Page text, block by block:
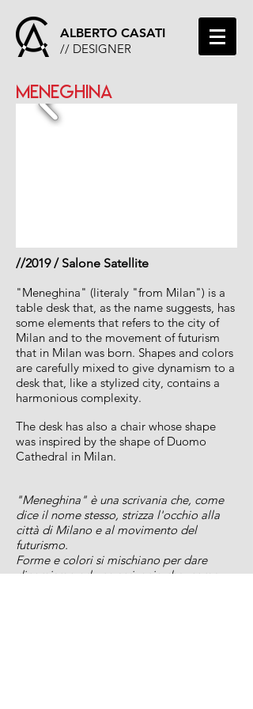
ALBERTO CASATI
// DESIGNER
MENEGHINA
//2019 / Salone Satellite
"Meneghina" (literaly "from Milan") is a
table desk that, as the name suggests, has
some elements that refers to the city of
Milan and to the movement of futurism
that in Milan was born. Shapes and colors
are carefully mixed to give dynamism to a
desk that, like a stylized city, contains a
harmonious complexity.
The desk has also a chair whose shape
was inspired by the shape of Duomo
Cathedral in Milan.
"Meneghina" è una scrivania che, come
dice il nome stesso, strizza l'occhio alla
città di Milano e al movimento del
futurismo.
Forme e colori si mischiano per dare
dinamismo ad una scrivania che, come